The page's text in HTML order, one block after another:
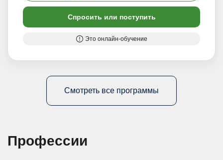
Спросить или поступить
Это онлайн-обучение
Смотреть все программы
Профессии